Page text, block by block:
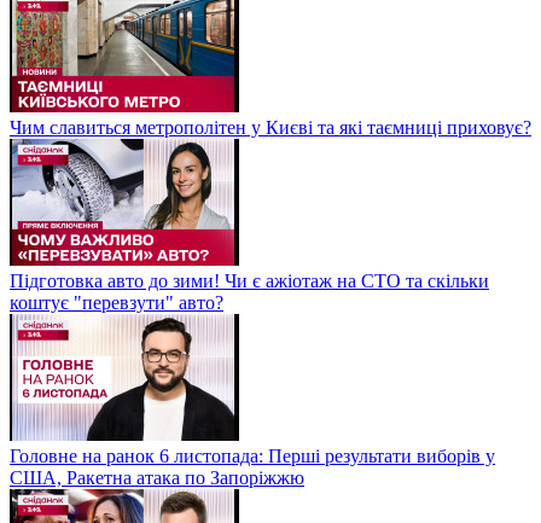
Чим славиться метрополітен у Києві та які таємниці приховує?
Підготовка авто до зими! Чи є ажіотаж на СТО та скільки
коштує "перевзути" авто?
Головне на ранок 6 листопада: Перші результати виборів у
США, Ракетна атака по Запоріжжю